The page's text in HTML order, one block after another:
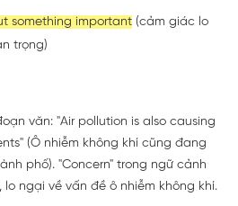
something important (cảm giác lo
trọng)
văn: "Air pollution is also causing
(Ô nhiễm không khí cũng đang
phố). "Concern" trong ngữ cảnh
ngại về vấn đề ô nhiễm không khí.